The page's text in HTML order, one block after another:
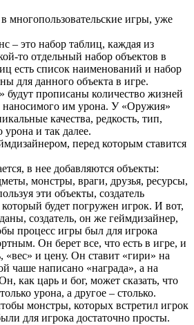
многопользовательские игры, уже
– это набор таблиц, каждая из
то отдельный набор объектов в
есть список наименований и набор
для данного объекта в игре.
прописаны количество жизней
наносимого им урона. У «Оружия»
качества, редкость, тип,
урона и так далее.
перед которым ставится
в нее добавляются объекты:
монстры, враги, друзья, ресурсы,
эти объекты, создатель
который будет погружен игрок. И вот,
создатель, он же геймдизайнер,
процесс игры был для игрока
Он берет все, что есть в игре, и
«вес» и цену. Он ставит «гири» на
чаше написано «награда», а на
как царь и бог, может сказать, что
урона, а другое – столько.
монстры, которых встретил игрок
для игрока достаточно просты.